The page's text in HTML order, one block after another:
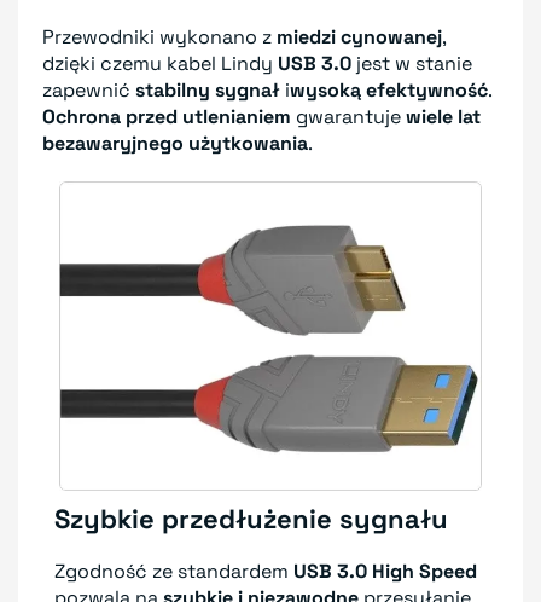
Przewodniki wykonano z miedzi cynowanej,
dzięki czemu kabel Lindy USB 3.0 jest w stanie
zapewnić stabilny sygnał iwysoką efektywność.
Ochrona przed utlenianiem gwarantujewiele lat
bezawaryjnego użytkowania.
Szybkie przedłużenie sygnału
Zgodność ze standardem USB 3.0 High Speed